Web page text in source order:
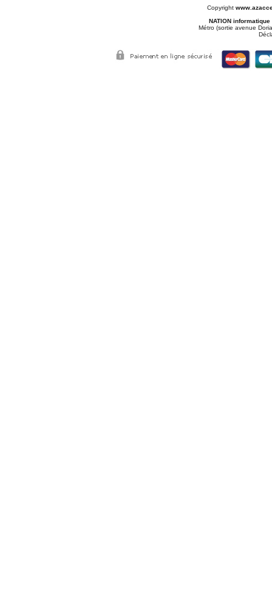
Copyright
NATION informatique
Métro (sortie avenue